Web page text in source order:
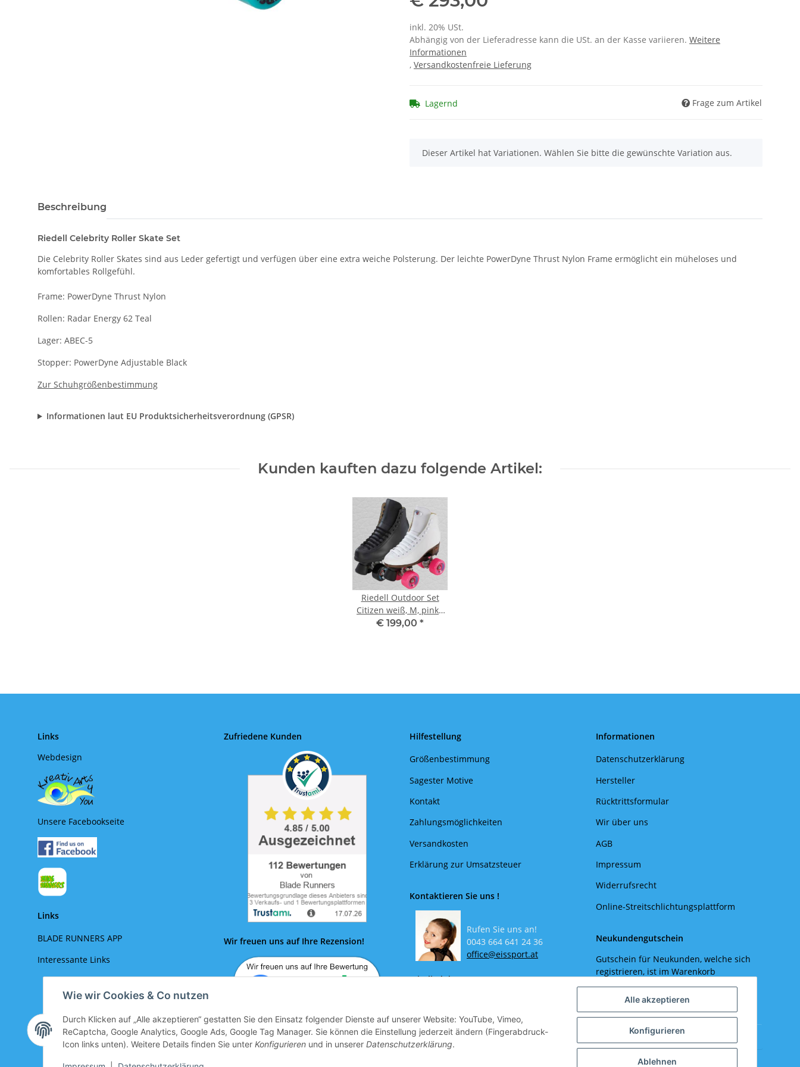
Alle akzeptieren
Konfigurieren
Ablehnen
Wie wir Cookies & Co nutzen
Durch Klicken auf „Alle akzeptieren“ gestatten Sie den Einsatz folgender Dienste auf unserer Website: YouTube, Vimeo,
ReCaptcha, Google Analytics, Google Ads, Google Tag Manager. Sie können die Einstellung jederzeit ändern (Fingerabdruck-
Icon links unten). Weitere Details finden Sie unter Konfigurieren und in unserer Datenschutzerklärung.
inkl. 20% USt.
Abhängig von der Lieferadresse kann die USt. an der Kasse variieren. Weitere
Informationen
, Versandkostenfreie Lieferung
Lagernd Frage zum Artikel
x
Dieser Artikel hat Variationen. Wählen Sie bitte die gewünschte Variation aus.
Beschreibung
Riedell Celebrity Roller Skate Set
Die Celebrity Roller Skates sind aus Leder gefertigt und verfügen über eine extra weiche Polsterung. Der leichte PowerDyne Thrust Nylon Frame ermöglicht ein müheloses und
komfortables Rollgefühl.
Frame: PowerDyne Thrust Nylon
Rollen: Radar Energy 62 Teal
Lager: ABEC-5
Stopper: PowerDyne Adjustable Black
Zur Schuhgrößenbestimmung
Informationen laut EU Produktsicherheitsverordnung (GPSR)
Kunden kauften dazu folgende Artikel:
Riedell Outdoor Set
Citizen weiß, M, pinke
Rollen 6
€ 199,00 *
Links
Webdesign
Unsere Facebookseite
Links
BLADE RUNNERS APP
Interessante Links
Zufriedene Kunden
Wir freuen uns auf Ihre Rezension!
Hilfestellung
Größenbestimmung
Sagester Motive
Kontakt
Zahlungsmöglichkeiten
Versandkosten
Erklärung zur Umsatzsteuer
Kontaktieren Sie uns !
Rufen Sie uns an!
0043 664 641 24 36
office@eissport.at
Mitglied der WKO
Informationen
Datenschutzerklärung
Hersteller
Rücktrittsformular
Wir über uns
AGB
Impressum
Widerrufsrecht
Online-Streitschlichtungsplattform
Neukundengutschein
Gutschein für Neukunden, welche sich
registrieren, ist im Warenkorb
vorbereitet.
Hersteller
Bitte wählen Sie einen Hersteller.